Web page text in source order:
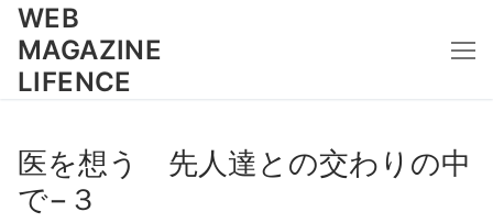
WEB
MAGAZINE
LIFENCE
医を想う 先人達との交わりの中
で−３